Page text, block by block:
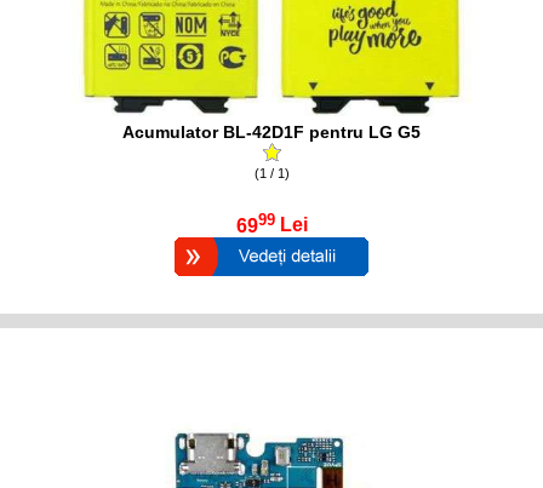
Acumulator BL-42D1F pentru LG G5
(1 / 1)
6999 Lei